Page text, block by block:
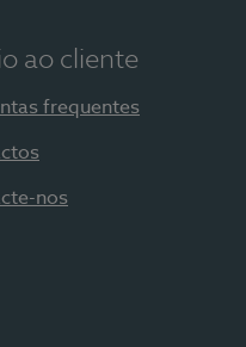
ao cliente
frequentes
nos